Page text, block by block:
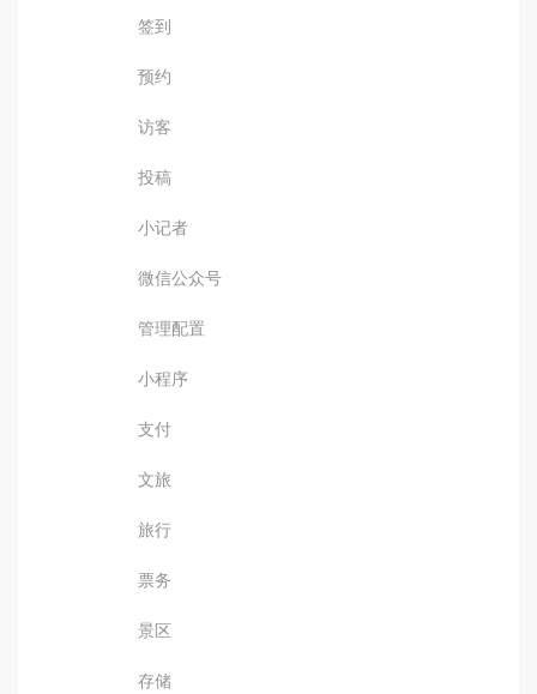
签到
预约
访客
投稿
小记者
微信公众号
管理配置
小程序
支付
文旅
旅行
票务
景区
存储